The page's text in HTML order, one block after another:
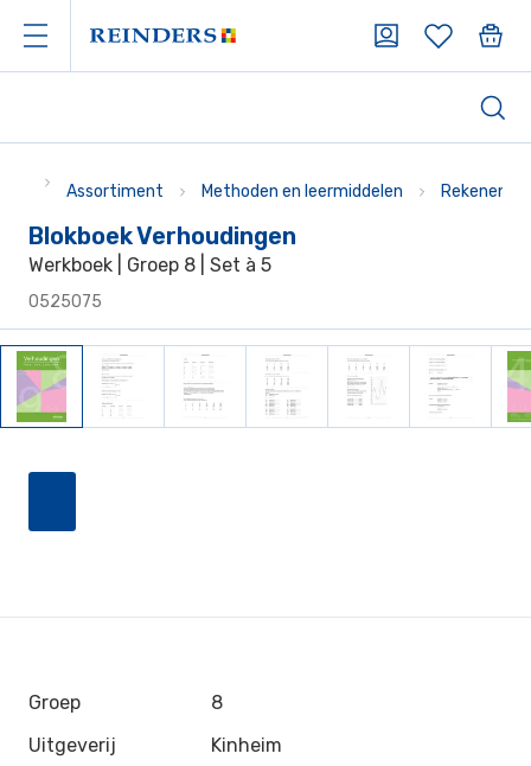
Assortiment Methoden en leermiddelen Rekenen
Blokboek Verhoudingen
Werkboek | Groep 8 | Set à 5
0525075
Groep
8
Uitgeverij
Kinheim